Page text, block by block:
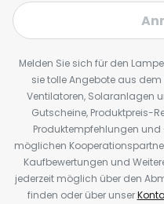
Melden Sie sich für den
sie tolle Angebote aus
Ventilatoren, Solaranlagen
Gutscheine, Produktpreis-
Produktempfehlungen
möglichen
Kaufbewertungen und
jederzeit möglich über den
finden oder über unser